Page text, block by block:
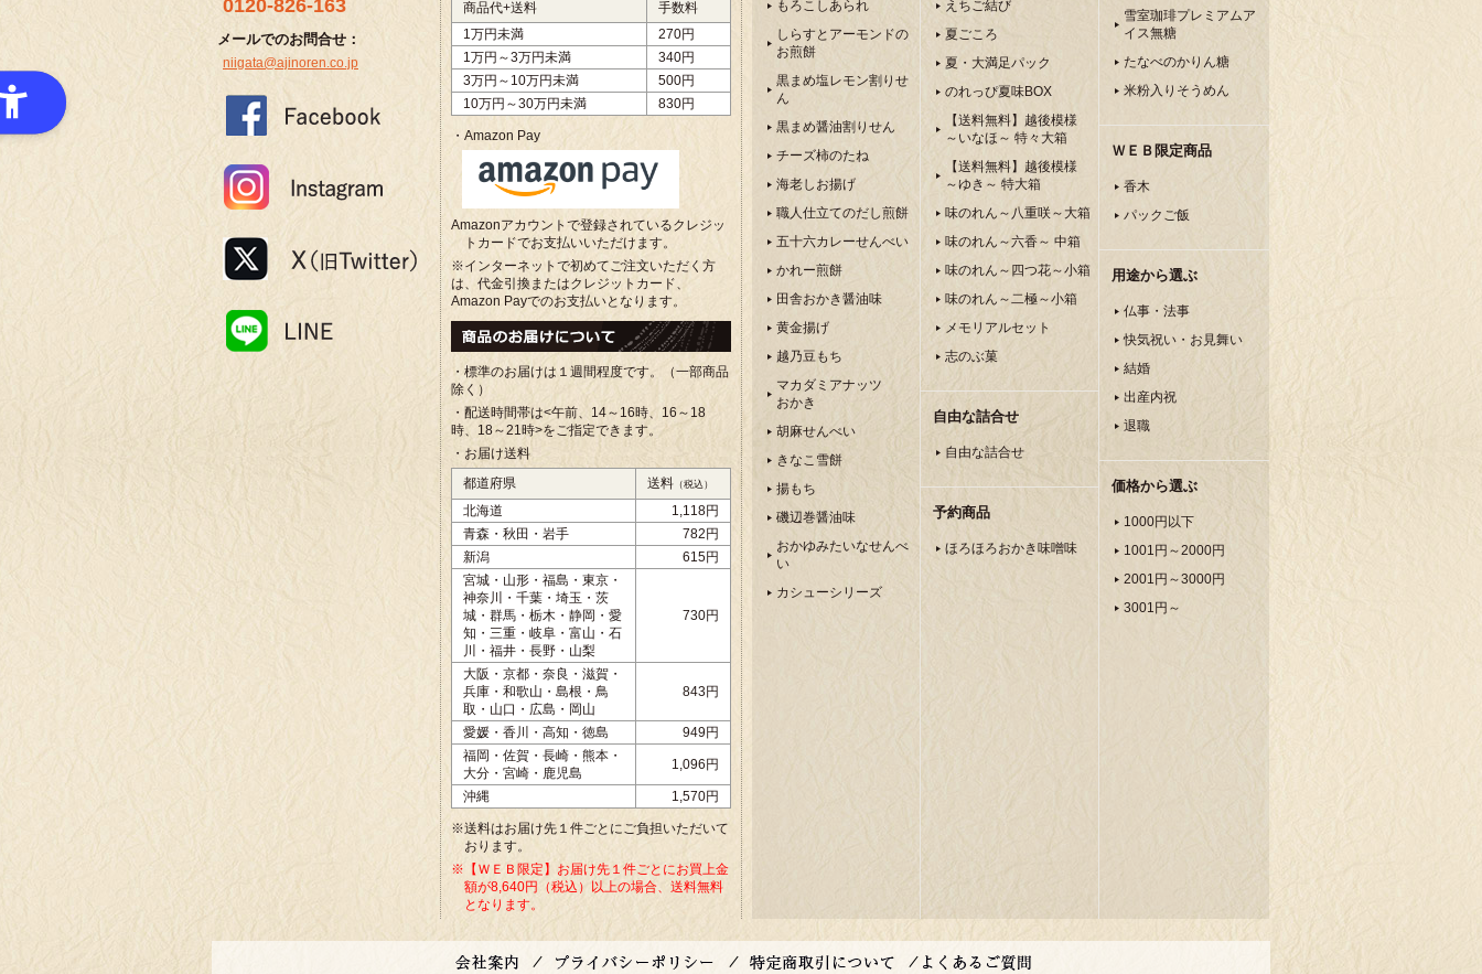
0120-826-163
メールでのお問合せ：
niigata@ajinoren.co.jp
商品代+送料
手数料
1万円未満
270円
1万円～3万円未満
340円
3万円～10万円未満
500円
10万円～30万円未満
830円
・Amazon Pay
Amazonアカウントで登録されているクレジッ
トカードでお支払いいただけます。
※インターネットで初めてご注文いただく方
は、代金引換またはクレジットカード、
Amazon Payでのお支払いとなります。
・標準のお届けは１週間程度です。（一部商品
除く）
・配送時間帯は<午前、 14～16時、16～18
時、18～21時>をご指定できます。
・お届け送料
都道府県
送料 （税込）
北海道
1,118円
青森・秋田・岩手
782円
新潟
615円
宮城・山形・福島・東京・
神奈川・千葉・埼玉・茨
城・群馬・栃木・静岡・愛
知・三重・岐阜・富山・石
川・福井・長野・山梨
730円
大阪・京都・奈良・滋賀・
兵庫・和歌山・島根・鳥
取・山口・広島・岡山
843円
愛媛・香川・高知・徳島
949円
福岡・佐賀・長崎・熊本・
大分・宮崎・鹿児島
1,096円
沖縄 1,570円
※送料はお届け先１件ごとにご負担いただいて
おります。
※【ＷＥＢ限定】お届け先１件ごとにお買上金
額が8,640円（税込）以上の場合、送料無料
となります。
もろこしあられ
しらすとアーモンドの
お煎餅
黒まめ塩レモン割りせ
ん
黒まめ醤油割りせん
チーズ柿のたね
海老しお揚げ
職人仕立てのだし煎餅
五十六カレーせんべい
かれー煎餅
田舎おかき醤油味
黄金揚げ
越乃豆もち
マカダミアナッツ
おかき
胡麻せんべい
きなこ雪餅
揚もち
磯辺巻醤油味
おかゆみたいなせんべ
い
カシューシリーズ
えちご結び
夏ごころ
夏・大満足パック
のれっぴ夏味BOX
【送料無料】越後模様
～いなほ～ 特々大箱
【送料無料】越後模様
～ゆき～ 特大箱
味のれん～八重咲～大箱
味のれん～六香～ 中箱
味のれん～四つ花～小箱
味のれん～二極～小箱
メモリアルセット
志のぶ菓
自由な詰合せ
自由な詰合せ
予約商品
ほろほろおかき味噌味
雪室珈琲プレミアムア
イス無糖
たなべのかりん糖
米粉入りそうめん
ＷＥＢ限定商品
香木
パックご飯
用途から選ぶ
仏事・法事
快気祝い・お見舞い
結婚
出産内祝
退職
価格から選ぶ
1000円以下
1001円～2000円
2001円～3000円
3001円～